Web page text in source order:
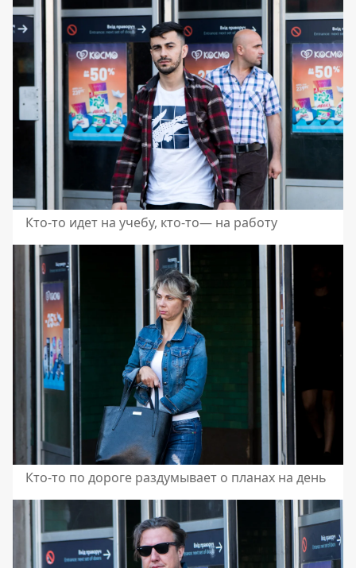
Кто-то идет на учебу, кто-то— на работу
Кто-то по дороге раздумывает о планах на день